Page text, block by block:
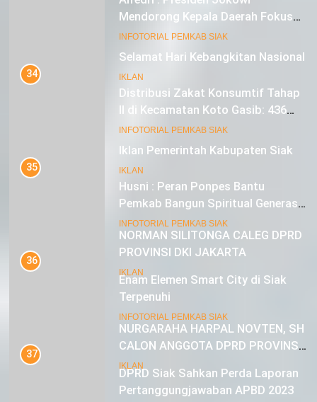
Selamat Hari Kebangkitan Nasional
IKLAN
Iklan Pemerintah Kabupaten Siak
IKLAN
NORMAN SILITONGA CALEG DPRD
PROVINSI DKI JAKARTA
IKLAN
NURGARAHA HARPAL NOVTEN, SH
CALON ANGGOTA DPRD PROVINSI
DKI JAKARTA
IKLAN
Mendorong Kepala Daerah Fokus
pada Inflasi dan Pilkada Serentak
34
Distribusi Zakat Konsumtif Tahap
II di Kecamatan Koto Gasib: 436
35
Husni : Peran Ponpes Bantu
Pemkab Bangun Spiritual Generasi
36
Enam Elemen Smart City di Siak
Terpenuhi
37
DPRD Siak Sahkan Perda Laporan
Pertanggungjawaban APBD 2023